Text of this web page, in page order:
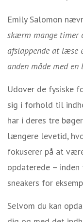
Emily Salomon
skærm mange timer
afslappende at læse
anden måde med en
Udover de fysiske
sig i forhold til
har i deres tre
længere levetid,
fokuserer på at
opdaterede –
sneakers for
Selvom du kan